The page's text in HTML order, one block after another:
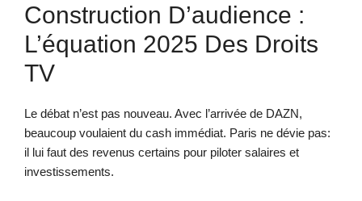
Construction D’audience :
L’équation 2025 Des Droits
TV
Le débat n’est pas nouveau. Avec l’arrivée de DAZN,
beaucoup voulaient du cash immédiat. Paris ne dévie pas:
il lui faut des revenus certains pour piloter salaires et
investissements.